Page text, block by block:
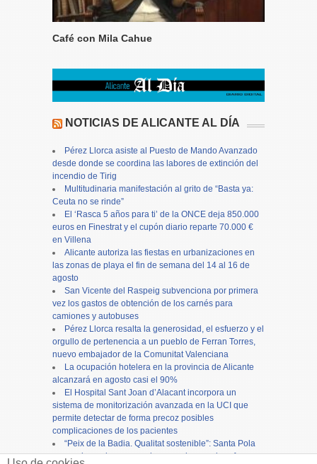
Café con Mila Cahue
NOTICIAS DE ALICANTE AL DÍA
Pérez Llorca asiste al Puesto de Mando Avanzado
desde donde se coordina las labores de extinción del
incendio de Tirig
Multitudinaria manifestación al grito de “Basta ya:
Ceuta no se rinde”
El ‘Rasca 5 años para ti’ de la ONCE deja 850.000
euros en Finestrat y el cupón diario reparte 70.000 €
en Villena
Alicante autoriza las fiestas en urbanizaciones en
las zonas de playa el fin de semana del 14 al 16 de
agosto
San Vicente del Raspeig subvenciona por primera
vez los gastos de obtención de los carnés para
camiones y autobuses
Pérez Llorca resalta la generosidad, el esfuerzo y el
orgullo de pertenencia a un pueblo de Ferran Torres,
nuevo embajador de la Comunitat Valenciana
La ocupación hotelera en la provincia de Alicante
alcanzará en agosto casi el 90%
El Hospital Sant Joan d’Alacant incorpora un
sistema de monitorización avanzada en la UCI que
permite detectar de forma precoz posibles
complicaciones de los pacientes
“Peix de la Badia. Qualitat sostenible”: Santa Pola
promociona el consumo de pescado y marisco fresco